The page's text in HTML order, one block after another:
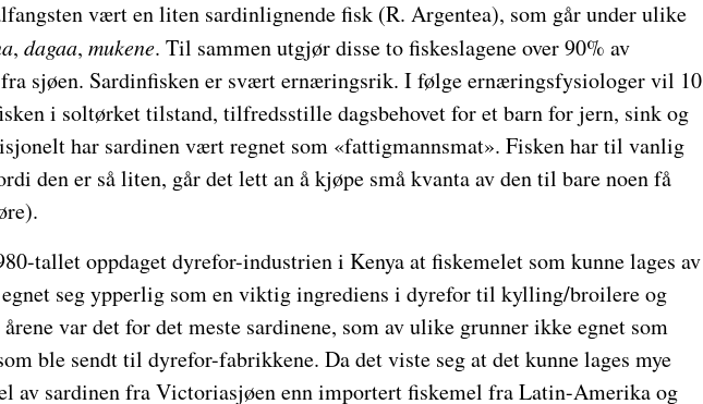
vært en liten sardinlignende fisk (R. Argentea), som går under ulike
, dagaa, mukene. Til sammen utgjør disse to fiskeslagene over 90% av
sjøen. Sardinfisken er svært ernæringsrik. I følge ernæringsfysiologer vil 10
i soltørket tilstand, tilfredsstille dagsbehovet for et barn for jern, sink og
har sardinen vært regnet som «fattigmannsmat». Fisken har til vanlig
den er så liten, går det lett an å kjøpe små kvanta av den til bare noen få
tallet oppdaget dyrefor-industrien i Kenya at fiskemelet som kunne lages av
egnet seg ypperlig som en viktig ingrediens i dyrefor til kylling/broilere og
var det for det meste sardinene, som av ulike grunner ikke egnet som
ble sendt til dyrefor-fabrikkene. Da det viste seg at det kunne lages mye
av sardinen fra Victoriasjøen enn importert fiskemel fra Latin-Amerika og